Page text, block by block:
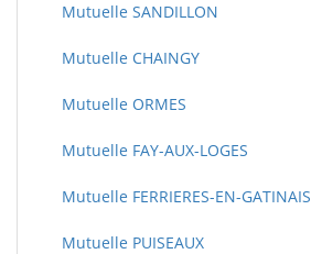
Mutuelle SANDILLON
Mutuelle CHAINGY
Mutuelle ORMES
Mutuelle FAY-AUX-LOGES
Mutuelle FERRIERES-EN-GATINAIS
Mutuelle PUISEAUX